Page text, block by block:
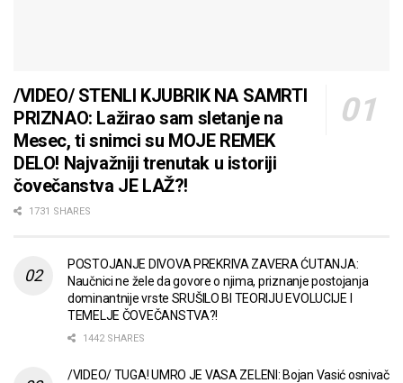
/VIDEO/ STENLI KJUBRIK NA SAMRTI
PRIZNAO: Lažirao sam sletanje na
Mesec, ti snimci su MOJE REMEK
DELO! Najvažniji trenutak u istoriji
čovečanstva JE LAŽ?!
1731 SHARES
POSTOJANJE DIVOVA PREKRIVA ZAVERA ĆUTANJA:
Naučnici ne žele da govore o njima, priznanje postojanja
dominantnije vrste SRUŠILO BI TEORIJU EVOLUCIJE I
TEMELJE ČOVEČANSTVA?!
1442 SHARES
/VIDEO/ TUGA! UMRO JE VASA ZELENI: Bojan Vasić osnivač